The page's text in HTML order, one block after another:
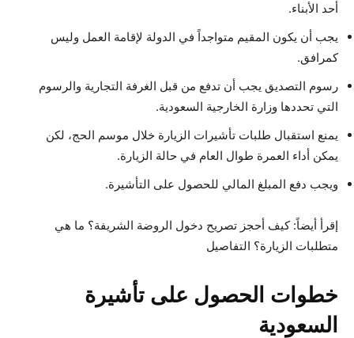
أحد الأبناء.
يجب أن يكون المقيم متواجداً في الدولة لإقامة العمل وليس
كمرافق.
رسوم التصديق يجب أن تدفع من قبل الغرفة التجارية والرسوم
التي تحددها وزارة الخارجية السعودية.
يمنع استقبال طلبات تأشيرات الزيارة خلال موسم الحج، لكن
يمكن أداء العمرة طوال العام في حالة الزيارة.
ويجب دفع المبلغ المالي للحصول على التأشيرة.
إقرأ أيضاً: كيف أحجز تصريح دخول الروضة الشريفة؟ ما هي
متطلبات الزيارة؟ التفاصيل
خطوات الحصول على تأشيرة
السعودية